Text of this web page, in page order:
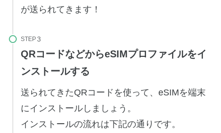
が送られてきます！
STEP
QRコードなどからeSIMプロファイルをイ
ンストールする
送られてきたQRコードを使って、eSIMを端末
にインストールしましょう。
インストールの流れは下記の通りです。